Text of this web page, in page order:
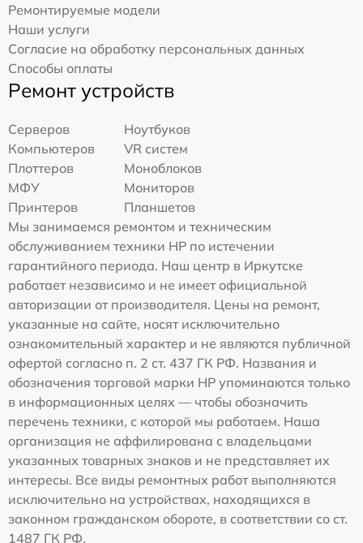
Ремонтируемые модели
Наши услуги
Согласие на обработку персональных данных
Способы оплаты
Ремонт устройств
Серверов
Ноутбуков
Компьютеров
VR систем
Плоттеров
Моноблоков
МФУ
Мониторов
Принтеров
Планшетов
Мы занимаемся ремонтом и техническим
обслуживанием техники HP по истечении
гарантийного периода. Наш центр в Иркутске
работает независимо и не имеет официальной
авторизации от производителя. Цены на ремонт,
указанные на сайте, носят исключительно
ознакомительный характер и не являются публичной
офертой согласно п. 2 ст. 437 ГК РФ. Названия и
обозначения торговой марки HP упоминаются только
в информационных целях — чтобы обозначить
перечень техники, с которой мы работаем. Наша
организация не аффилирована с владельцами
указанных товарных знаков и не представляет их
интересы. Все виды ремонтных работ выполняются
исключительно на устройствах, находящихся в
законном гражданском обороте, в соответствии со ст.
1487 ГК РФ.